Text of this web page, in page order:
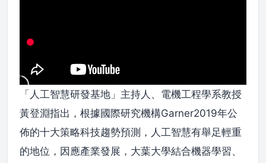
「人工智慧研發基地」主持人、電機工程學系教授
黃登淵指出，根據國際研究機構Garner2019年公
佈的十大策略科技趨勢預測，人工智慧有舉足輕重
的地位，因應產業發展，大葉大學結合機器學習、